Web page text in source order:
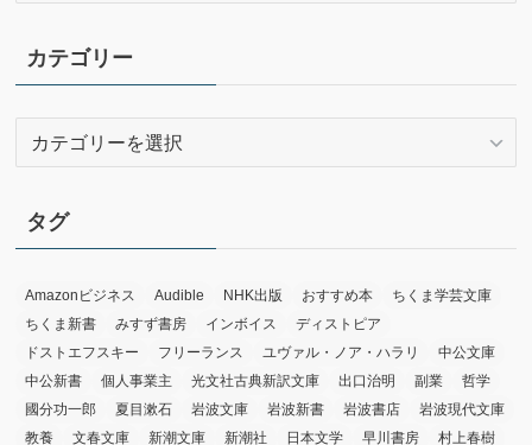
イ
ブ
カテゴリー
リ
ー
タグ
Amazonビジネス Audible NHK出版 おすすめ本
ちくま学芸文庫
ちくま新書
みすず書房 インボイス
ディストピア
ドストエフスキー
フリーランス ユヴァル・ノア・ハラリ
中公文庫
中公新書
個人事業主 光文社古典新訳文庫 出口治明 副業
哲学
國分功一郎
夏目漱石 岩波文庫 岩波新書 岩波書店
岩波現代文庫
教養
文春文庫 新潮文庫 新潮社 日本文学 早川書房 村上春樹